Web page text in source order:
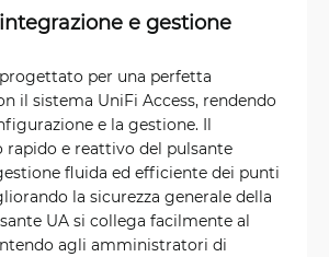
e gestione
per una perfetta
il sistema UniFi Access, rendendo
e la gestione. Il
rapido e reattivo del pulsante
fluida ed efficiente dei punti
la sicurezza generale della
UA si collega facilmente al
agli amministratori di